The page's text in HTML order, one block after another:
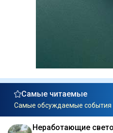
Самые читаемые
Самые обсуждаемые события
Неработающие